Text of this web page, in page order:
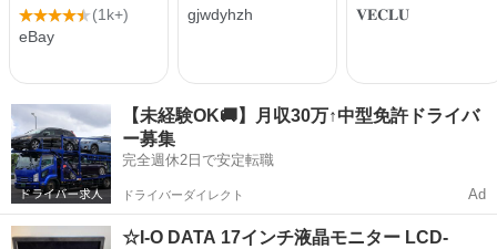
【未経験OK🚚】月収30万↑中型免許ドライバ
ー募集
完全週休2日で安定転職
ドライバーダイレクト Ad
☆​I-O DATA 17インチ液晶モニター LCD-